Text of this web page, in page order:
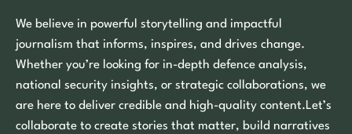
We believe in powerful storytelling and impactful
journalism that informs, inspires, and drives change.
Whether you’re looking for in-depth defence analysis,
national security insights, or strategic collaborations, we
are here to deliver credible and high-quality content.Let’s
collaborate to create stories that matter, build narratives